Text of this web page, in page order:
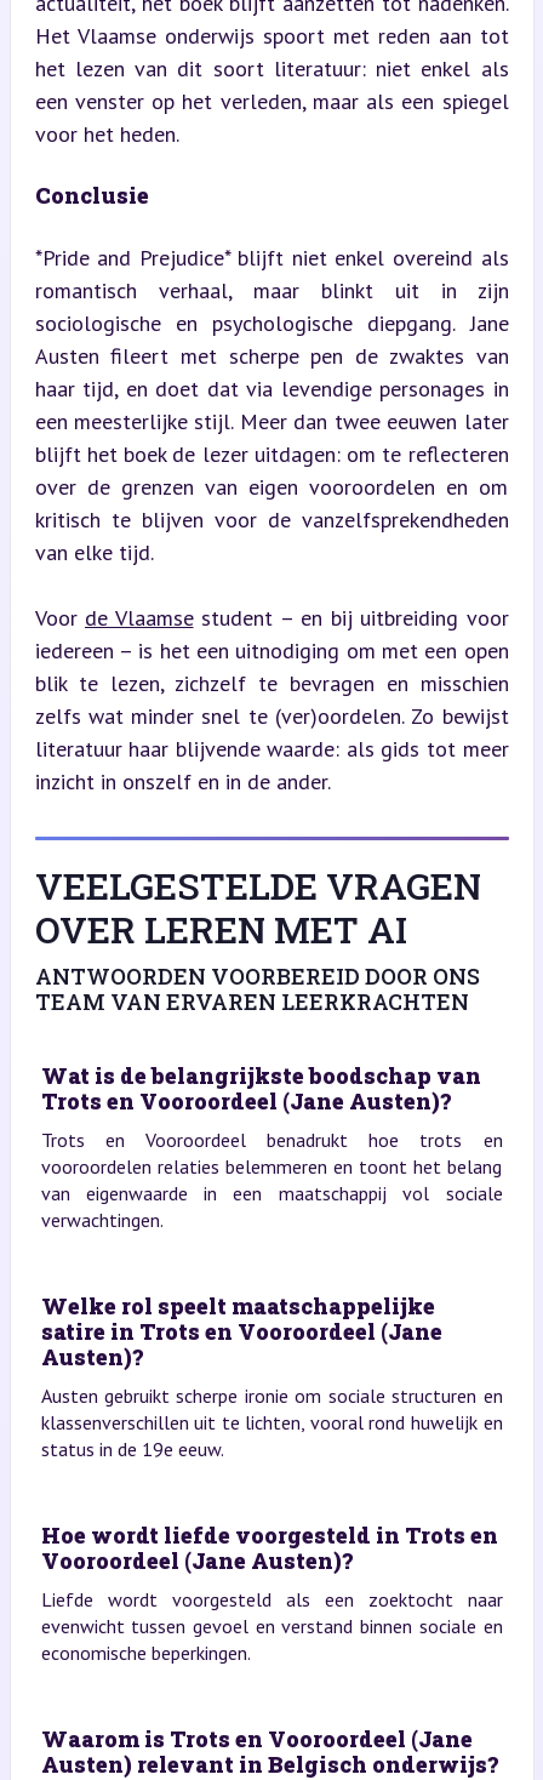
Het Vlaamse onderwijs spoort met reden aan tot
het lezen van dit soort literatuur: niet enkel als
een venster op het verleden, maar als een spiegel
voor het heden.
Conclusie
*Pride and Prejudice* blijft niet enkel overeind als
romantisch verhaal, maar blinkt uit in zijn
sociologische en psychologische diepgang. Jane
Austen fileert met scherpe pen de zwaktes van
haar tijd, en doet dat via levendige personages in
een meesterlijke stijl. Meer dan twee eeuwen later
blijft het boek de lezer uitdagen: om te reflecteren
over de grenzen van eigen vooroordelen en om
kritisch te blijven voor de vanzelfsprekendheden
van elke tijd.
Voor de Vlaamse student – en bij uitbreiding voor
iedereen – is het een uitnodiging om met een open
blik te lezen, zichzelf te bevragen en misschien
zelfs wat minder snel te (ver)oordelen. Zo bewijst
literatuur haar blijvende waarde: als gids tot meer
inzicht in onszelf en in de ander.
VEELGESTELDE VRAGEN
OVER LEREN MET AI
ANTWOORDEN VOORBEREID DOOR ONS
TEAM VAN ERVAREN LEERKRACHTEN
Wat is de belangrijkste boodschap van
Trots en Vooroordeel (Jane Austen)?
Trots en Vooroordeel benadrukt hoe trots en
vooroordelen relaties belemmeren en toont het belang
van eigenwaarde in een maatschappij vol sociale
verwachtingen.
Welke rol speelt maatschappelijke
satire in Trots en Vooroordeel (Jane
Austen)?
Austen gebruikt scherpe ironie om sociale structuren en
klassenverschillen uit te lichten, vooral rond huwelijk en
status in de 19e eeuw.
Hoe wordt liefde voorgesteld in Trots en
Vooroordeel (Jane Austen)?
Liefde wordt voorgesteld als een zoektocht naar
evenwicht tussen gevoel en verstand binnen sociale en
economische beperkingen.
Waarom is Trots en Vooroordeel (Jane
Austen) relevant in Belgisch onderwijs?